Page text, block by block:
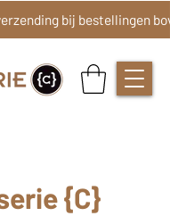
{C}